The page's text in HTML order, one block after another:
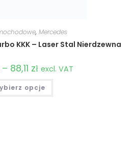
, Mercedes
KKK – Laser Stal Nierdzewna
– 88,11 złZakres
cen:
od
75,22 zł
do
excl. VAT
opcje
Ten
ma